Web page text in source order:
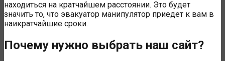
находиться на кратчайшем расстоянии. Это будет
значить то, что эвакуатор манипулятор приедет к вам в
наикратчайшие сроки.
Почему нужно выбрать наш сайт?